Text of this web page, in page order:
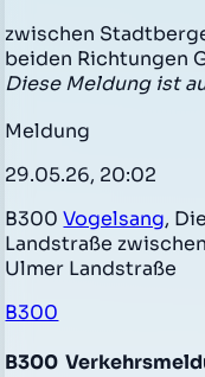
zwischen
beiden Richtungen
Diese Meldung ist
Meldung
29.05.26, 20:02
B300Vogelsang,
Landstraße
Ulmer Landstraße
B300
B300